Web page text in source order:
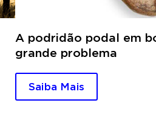
A podridão podal em
grande problema
Saiba Mais